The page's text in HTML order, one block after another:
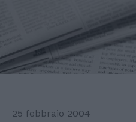
25 febbraio 2004